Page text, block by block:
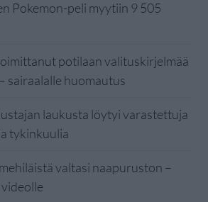
Pokemon-peli myytiin 9 505
potilaan valituskirjelmää
sairaalalle huomautus
laukusta löytyi varastettuja
tykinkuulia
valtasi naapuruston –